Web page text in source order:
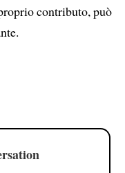
contributo, può